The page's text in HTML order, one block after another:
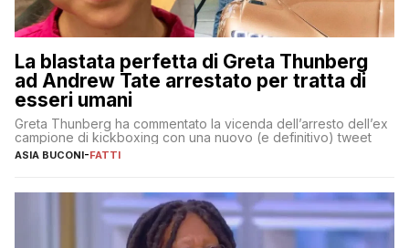
La blastata perfetta di Greta Thunberg
ad Andrew Tate arrestato per tratta di
esseri umani
Greta Thunberg ha commentato la vicenda dell’arresto dell’ex
campione di kickboxing con una nuovo (e definitivo) tweet
ASIA BUCONI-FATTI